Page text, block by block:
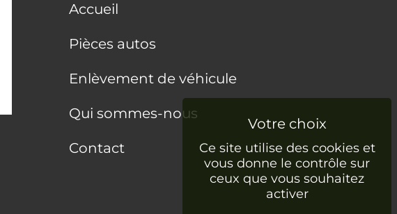
Accueil
Pièces autos
Enlèvement de véhicule
Qui sommes-nous
Contact
Ce site utilise des cookies et
vous donne le contrôle sur
ceux que vous souhaitez
activer